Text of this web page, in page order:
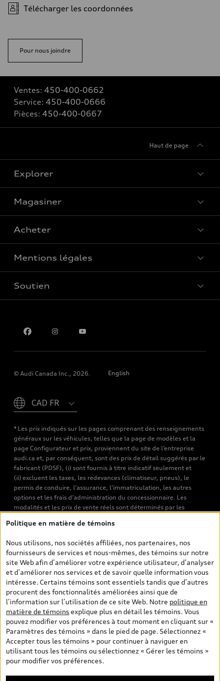
Politique en matière de témoins
Nous utilisons, nos sociétés affiliées, nos partenaires, nos
fournisseurs de services et nous-mêmes, des témoins sur notre
site Web afin d’améliorer votre expérience utilisateur, d’analyser
et d’améliorer nos services et de savoir quelle information vous
intéresse. Certains témoins sont essentiels tandis que d’autres
procurent des fonctionnalités améliorées ainsi que de
l’information sur l’utilisation de ce site Web. Notre politique en
matière de témoins explique plus en détail les témoins. Vous
pouvez modifier vos préférences à tout moment en cliquant sur «
Paramètres des témoins » dans le pied de page. Sélectionnez «
Accepter tous les témoins » pour continuer à naviguer en
utilisant tous les témoins ou sélectionnez « Gérer les témoins »
pour modifier vos préférences.
Télécharger les coordonnées
Pour nous joindre
Ventes: 450-400-0662
Service: 450-400-0666
Pièces: 450-400-0667
Haut de page
Explorer
Magasiner
Acheter
Mentions légales
Soutien
© Audi Canada Inc., 2026. English
* Les prix indiqués sur les pages comprenant des renseignements
généraux sur les véhicules, telles que la page de modèles et la
page Configurateur et prix, proviennent du site de l’entreprise
audi.ca et, par conséquent, sont des prix de détail suggérés par le
fabricant (PDSF), (i) sont fournis à titre indicatif seulement et
(ii) excluent les taxes, les redevances (climatiseur, pneus), le
permis de conduire, l’assurance, l’immatriculation, les autres
options et les frais d’administration du concessionnaire. Les
modalités et les prix de vente réels sont déterminés par les
véhicules neufs et d’occasion sont les prix de vente établis par les
de transport et d’inspection de prélivraison, les taxes
environnementales (pour les véhicules neufs) et les frais
d’administration des concessionnaires. Toutefois, les taxes de
vente sont exclues. Veuillez noter que les prix de l’estimateur de
versements sont des PDSF s’il a été consulté au moyen de l’onglet
Configurateur et prix (à titre indicatif). Toutefois, s’il a été
consulté à partir des pages de recherche de véhicules neufs et
d’occasion, les prix indiqués sont des prix de vente (prix de vente
réels). Sur les pages de renseignements généraux sur les
véhicules, les modèles sont montrés à titre indicatif seulement,
avec des caractéristiques qui peuvent ne pas être offertes sur les
modèles canadiens. Malgré les efforts déployés pour assurer
l’exactitude de ces renseignements, des erreurs peuvent survenir
et la disponibilité peut changer; veuillez donc visiter votre